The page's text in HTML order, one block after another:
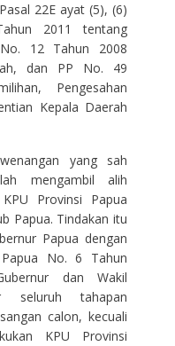
22E ayat (5), (6)
2011 tentang
12 Tahun 2008
dan PP No. 49
Pengesahan
Kepala Daerah
yang sah
mengambil alih
Provinsi Papua
Papua. Tindakan itu
Papua dengan
No. 6 Tahun
dan Wakil
seluruh tahapan
calon, kecuali
KPU Provinsi